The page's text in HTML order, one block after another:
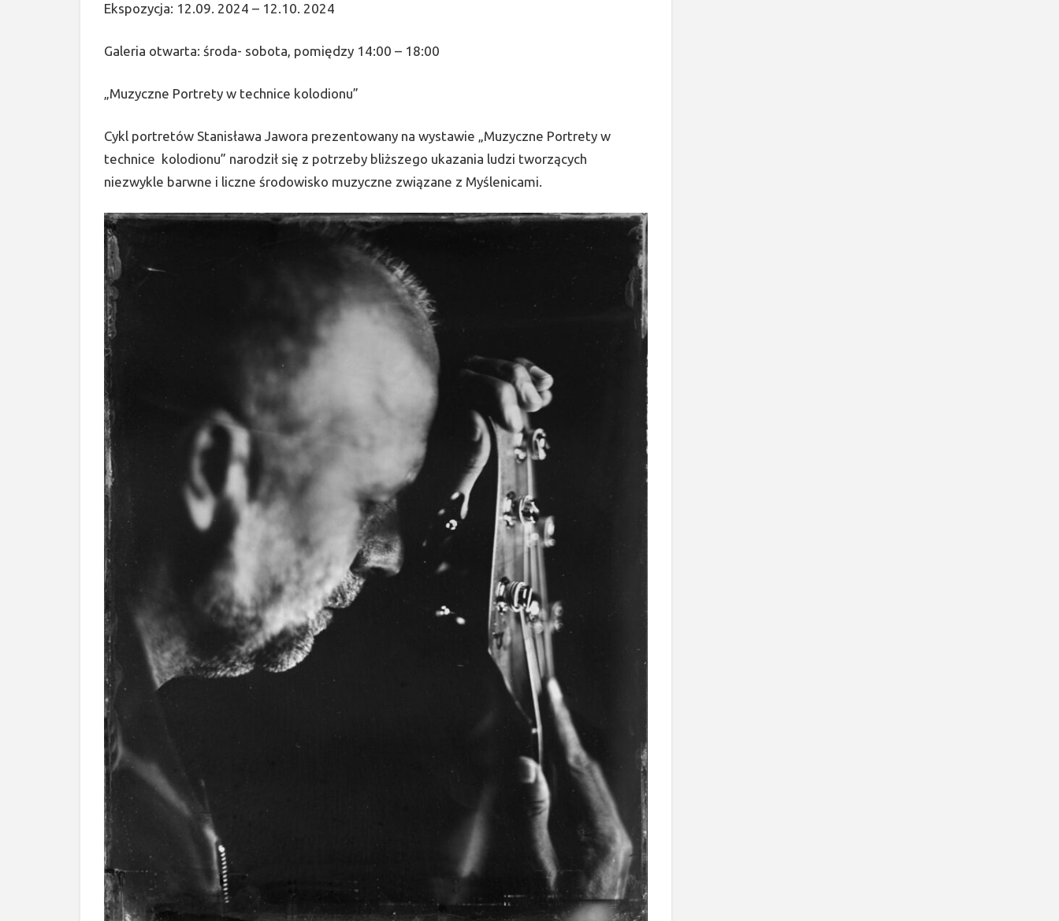
Ekspozycja: 12.09. 2024 – 12.10. 2024
Galeria otwarta: środa- sobota, pomiędzy 14:00 – 18:00
„Muzyczne Portrety w technice kolodionu”
Cykl portretów Stanisława Jawora prezentowany na wystawie „Muzyczne Portrety w
technice kolodionu” narodził się z potrzeby bliższego ukazania ludzi tworzących
niezwykle barwne i liczne środowisko muzyczne związane z Myślenicami.